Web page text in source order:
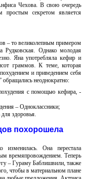
Чехова. В свою очередь
простым секретом является
– то великолепным примером
Однако молодая
Яна употребляла кефир и
граммов. К теме, которая
и приведением себя
неоднократно:
с помощью кефира, -
– Одноклассники;
здоровья.
похорошела
Она перестала
времяпровождением. Теперь
– Гураму Баблишвили, также
чтобы в материальном плане